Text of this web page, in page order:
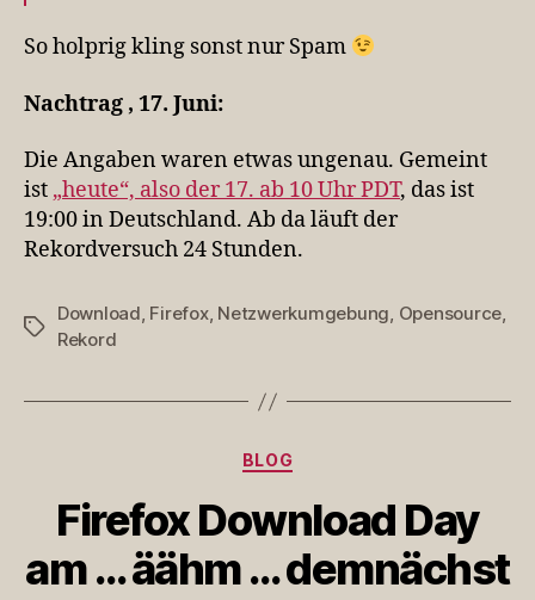
So holprig kling sonst nur Spam
Nachtrag , 17. Juni:
Die Angaben waren etwas ungenau. Gemeint
ist „heute“, also der 17. ab 10 Uhr PDT, das ist
19:00 in Deutschland. Ab da läuft der
Rekordversuch 24 Stunden.
Schlagwörter
Download, Firefox, Netzwerkumgebung, Opensource,
Rekord
Kategorien
BLOG
Firefox Download Day
am … äähm … demnächst